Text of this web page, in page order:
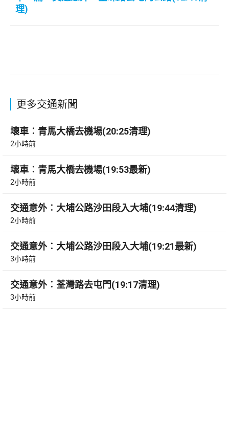
理)
更多交通新聞
壞車︰青馬大橋去機場(20:25清理)
2小時前
壞車︰青馬大橋去機場(19:53最新)
2小時前
交通意外︰大埔公路沙田段入大埔(19:44清理)
2小時前
交通意外︰大埔公路沙田段入大埔(19:21最新)
3小時前
交通意外︰荃灣路去屯門(19:17清理)
3小時前